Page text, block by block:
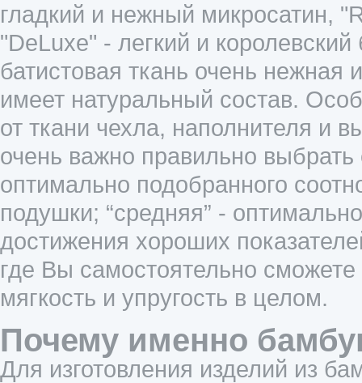
гладкий и нежный микросатин,
"DeLuxe" - легкий и
батистовая ткань очень нежная
имеет натуральный состав.
от ткани чехла, наполнителя и
очень важно правильно выбрать
оптимально подобранного
подушки; “средняя” -
достижения хороших
где Вы самостоятельно
мягкость и упругость в целом.
Почему именно
Для изготовления изделий из